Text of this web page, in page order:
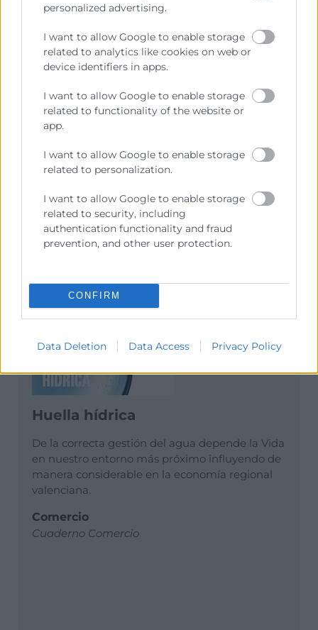
personalized advertising.
I want to allow Google to enable storage
related to analytics like cookies on web or
device identifiers in apps.
I want to allow Google to enable storage
related to functionality of the website or
app.
I want to allow Google to enable storage
related to personalization.
I want to allow Google to enable storage
related to security, including
authentication functionality and fraud
prevention, and other user protection.
CONFIRM
Data Deletion Data Access Privacy Policy
Durante muchos años, los pequeños comercios
han trabajado con tickets de caja, talonarios o
programas sencillos para registrar sus ventas.
Sin embargo, la forma de facturar en España
Comercio
Cuaderno Comercio
Huella hídrica
De la correcta gestión del agua depende la Vida
en nuestro entorno más próximo influyendo de
manera considerable en la economía regional
valenciana.
Comercio
Cuaderno Comercio